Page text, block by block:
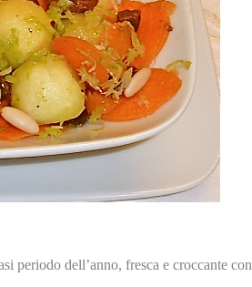
periodo dell’anno, fresca e croccante con